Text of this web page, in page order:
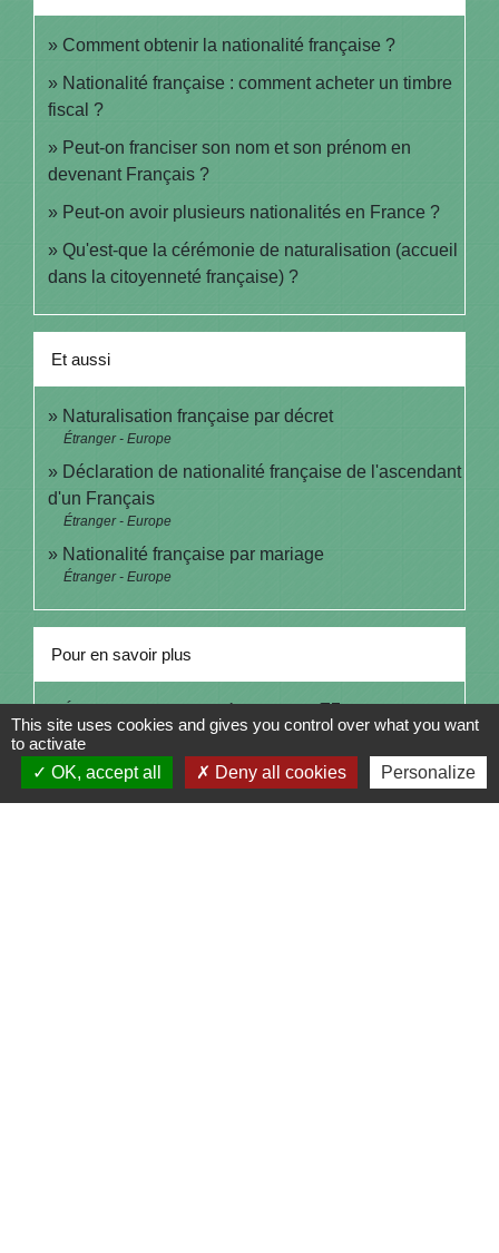
Comment obtenir la nationalité française ?
Nationalité française : comment acheter un timbre
fiscal ?
Peut-on franciser son nom et son prénom en
devenant Français ?
Peut-on avoir plusieurs nationalités en France ?
Qu'est-que la cérémonie de naturalisation (accueil
dans la citoyenneté française) ?
Et aussi
Naturalisation française par décret
Étranger - Europe
Déclaration de nationalité française de l'ascendant
d'un Français
Étranger - Europe
Nationalité française par mariage
Étranger - Europe
Pour en savoir plus
open_in_new
Ministère chargé de l'Europe et des affaires étrangères
Signaler une erreur sur cette page
This site uses cookies and gives you control over what you want
to activate
OK, accept all
Deny all cookies Personalize